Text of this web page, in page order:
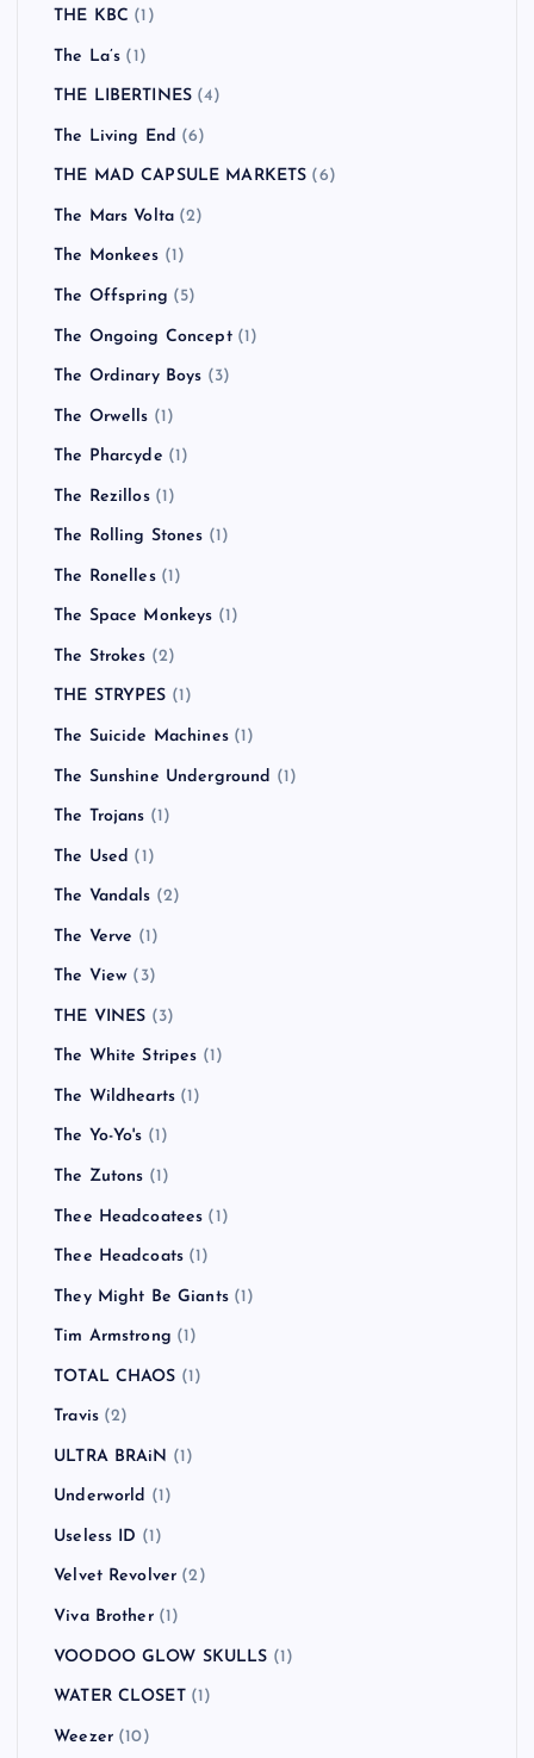
THE KBC (1)
The La’s (1)
THE LIBERTINES (4)
The Living End (6)
THE MAD CAPSULE MARKETS (6)
The Mars Volta (2)
The Monkees (1)
The Offspring (5)
The Ongoing Concept(1)
The Ordinary Boys (3)
The Orwells (1)
The Pharcyde (1)
The Rezillos(1)
The Rolling Stones (1)
The Ronelles(1)
The Space Monkeys (1)
The Strokes (2)
THE STRYPES (1)
The Suicide Machines(1)
The Sunshine Underground (1)
The Trojans (1)
The Used (1)
The Vandals (2)
The Verve (1)
The View (3)
THE VINES (3)
The White Stripes (1)
The Wildhearts (1)
The Yo-Yo's (1)
The Zutons (1)
Thee Headcoatees (1)
Thee Headcoats (1)
They Might Be Giants(1)
Tim Armstrong (1)
TOTAL CHAOS (1)
Travis(2)
ULTRA BRAiN (1)
Underworld (1)
Useless ID (1)
Velvet Revolver (2)
Viva Brother(1)
VOODOO GLOW SKULLS (1)
WATER CLOSET(1)
Weezer(10)